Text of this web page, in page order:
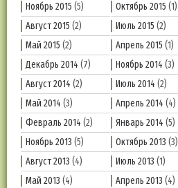
Ноябрь 2015 (5) Октябрь 2015 (1)
Август 2015 (2) Июль 2015 (2)
Май 2015 (2) Апрель 2015 (1)
Декабрь 2014 (7) Ноябрь 2014 (3)
Август 2014 (2) Июль 2014 (2)
Май 2014 (3) Апрель 2014 (4)
Февраль 2014 (2) Январь 2014 (5)
Ноябрь 2013 (5) Октябрь 2013 (3)
Август 2013 (4) Июль 2013 (1)
Май 2013 (4) Апрель 2013 (4)